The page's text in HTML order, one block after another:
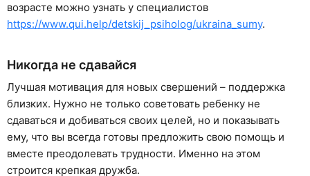
возрасте можно узнать у специалистов
https://www.qui.help/detskij_psiholog/ukraina_sumy.
Никогда не сдавайся
Лучшая мотивация для новых свершений – поддержка
близких. Нужно не только советовать ребенку не
сдаваться и добиваться своих целей, но и показывать
ему, что вы всегда готовы предложить свою помощь и
вместе преодолевать трудности. Именно на этом
строится крепкая дружба.